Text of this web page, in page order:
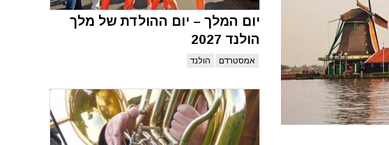
יום המלך – יום ההולדת של מלך
הולנד 2027
אמסטרדם הולנד